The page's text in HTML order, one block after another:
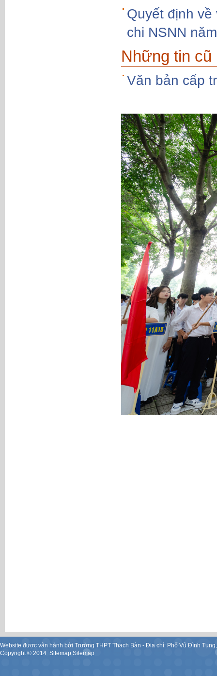
Quyết định
chi NSNN
Những tin cũ
Văn bản cấp
Website được vận hành bởi Trường THPT Thạch Bàn - Địa chỉ: Phố Vũ Đình
Copyright © 2014. Sitemap Sitemap